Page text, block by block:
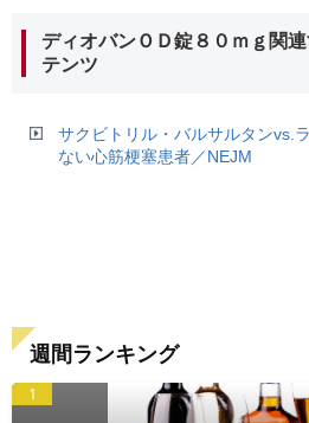
ディオバンＯＤ錠８０ｍｇ関
テンツ
サクビトリル・バルサルタンvs.
ない心筋梗塞患者／NEJM
週間ランキング
1